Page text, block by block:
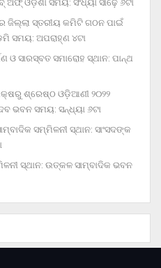
ଜିଲ୍ଲା ସ୍ତରୀୟ କମିଟି ଗଠନ ପାଇଁ
ସମୟ: ଅପରାହ୍‌ଣ ୪ଟା
ଓ ସାରସ୍ବତ ସମାରୋହ ସ୍ଥାନ: ପାନ୍ଥ
ଶ୍ରେଷ୍ଠ ଓଡ଼ିଆଣୀ ୨୦୨୨
ଭବନ ସମୟ: ସନ୍ଧ୍ୟା ୬ଟା
ସମ୍ମିଳନୀ ସ୍ଥାନ: ସାଂସଦଙ୍କ
ସ୍ଥାନ: ଉତ୍କଳ ସାମ୍ବାଦିକ ଭବନ